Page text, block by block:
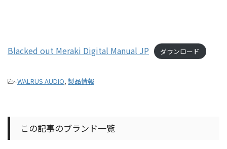
Blacked out Meraki Digital Manual JP ダウンロード
-WALRUS AUDIO, 製品情報
この記事のブランド一覧